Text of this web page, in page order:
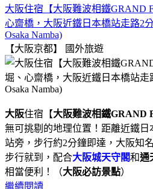
大阪住宿【大阪難波相鐵GRAND
心齋橋，大阪近鐵日本橋站走路2分
Osaka Namba)
【大阪京都】
國外旅遊
大阪住宿【大阪難波相鐵GRAND
無可挑剔的地理位置！距離近鐵
站旁，步行約2分鐘即達，大阪知
步行就到，配合大阪城天守閣和通
相當便利！（大阪必訪景點）
繼續閱讀